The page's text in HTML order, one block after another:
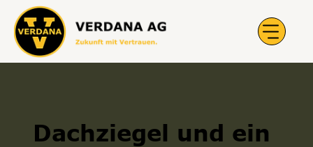
Dachziegel und ein